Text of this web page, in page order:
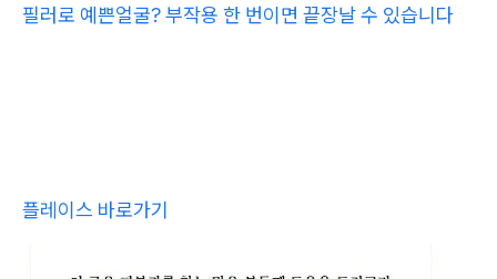
필러로 예쁜얼굴? 부작용 한 번이면 끝장날 수 있습니다
플레이스 바로가기